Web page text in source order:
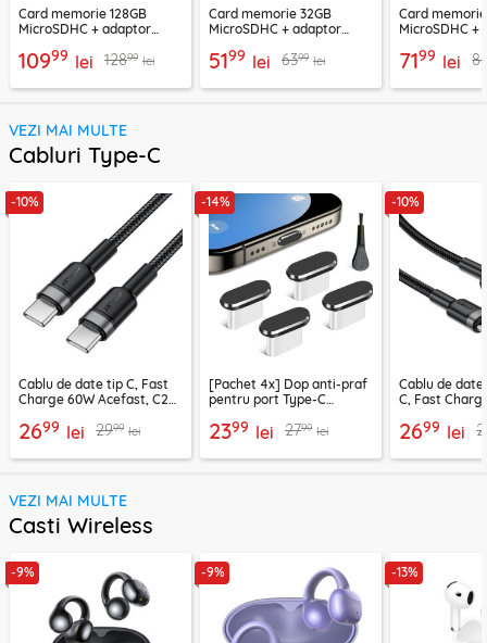
Card memorie 128GB
MicroSDHC + adaptor
10999 lei 12899 lei
Card memorie 32GB
MicroSDHC + adaptor
5199 lei 6399 lei
Card
MicroSDHC +
7199 lei
VEZI MAI MULTE
Cabluri Type-C
-10%
Cablu de date tip C, Fast
Charge 60W Acefast, C22-
2699 lei 2999 lei
-14%
[Pachet 4x] Dop anti-praf
pentru port Type-C
2399 lei 2799 lei
-10%
Cablu de date
C, Fast
2699 lei
VEZI MAI MULTE
Casti Wireless
-9% -9% -13%